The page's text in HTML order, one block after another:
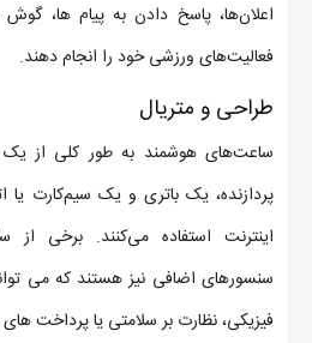
اعلان‌ها، پاسخ دادن به پیام ‌ها،
فعالیت‌های ورزشی خود را انجام دهند.
طراحی و متریال
ساعت‌های هوشمند به طور کلی از
پردازنده، یک باتری و یک سیم‌کارت یا
اینترنت استفاده می‌کنند. برخی
سنسورهای اضافی نیز هستند که می‌
فیزیکی، نظارت بر سلامتی یا پرداخت